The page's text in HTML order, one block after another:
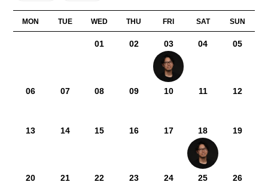
MON TUE WED THU FRI SAT SUN
01 02 03 04 05
06 07 08 09 10 11 12
13 14 15 16 17 18 19
20 21 22 23 24 25 26